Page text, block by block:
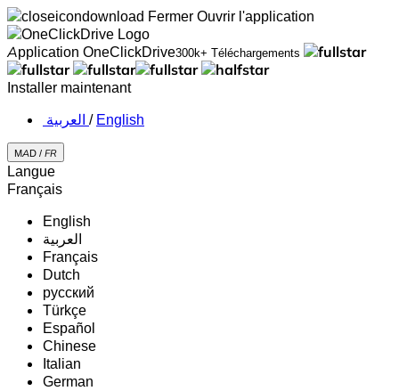
Fermer Ouvrir l'application
Application OneClickDrive300k+ Téléchargements
Installer maintenant
‏العربية ‏ / English
MAD / FR
Langue
Français
English
‏العربية‏
Français
Dutch
русский
Türkçe
Español
Chinese
Italian
German